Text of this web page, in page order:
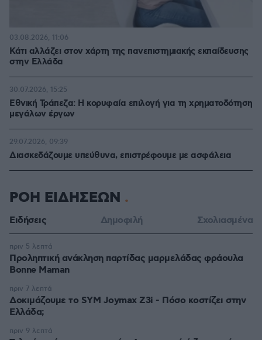
Κάτι αλλάζει στον χάρτη της πανεπιστημιακής εκπαίδευσης
στην Ελλάδα
03.08.2026, 11:06
Εθνική Τράπεζα: Η κορυφαία επιλογή για τη χρηματοδότηση
μεγάλων έργων
30.07.2026, 15:25
Διασκεδάζουμε υπεύθυνα, επιστρέφουμε με ασφάλεια
29.07.2026, 09:39
ΡΟΗ ΕΙΔΗΣΕΩΝ
Ειδήσεις Δημοφιλή Σχολιασμένα
Προληπτική ανάκληση παρτίδας μαρμελάδας φράουλα
Bonne Maman
πριν 5 λεπτά
Δοκιμάζουμε το SYM Joymax Z3i - Πόσο κοστίζει στην
Ελλάδα;
πριν 7 λεπτά
πριν 9 λεπτά